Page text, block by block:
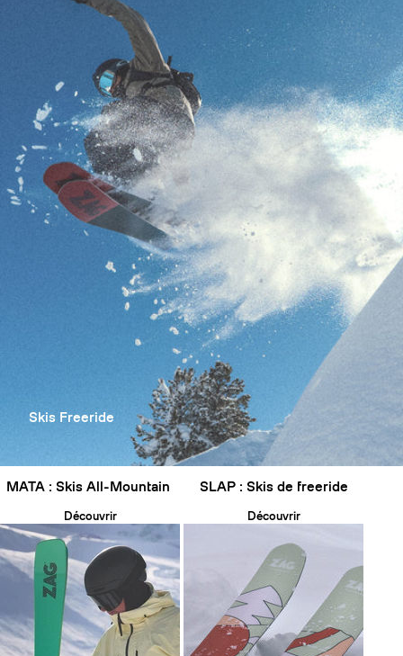
Skis Freeride
MATA : Skis All-Mountain
Découvrir
SLAP : Skis de freeride
Découvrir